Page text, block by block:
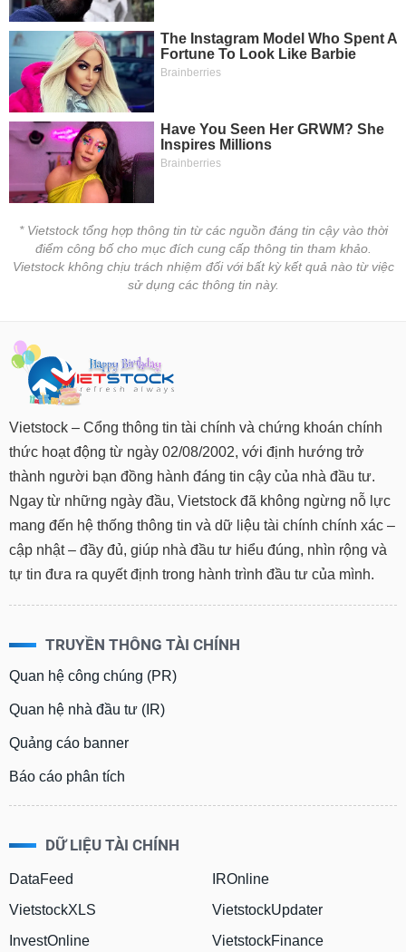
* Vietstock tổng hợp thông tin từ các nguồn đáng tin cậy vào thời
điểm công bố cho mục đích cung cấp thông tin tham khảo.
Vietstock không chịu trách nhiệm đối với bất kỳ kết quả nào từ việc
sử dụng các thông tin này.
Vietstock – Cổng thông tin tài chính và chứng khoán chính
thức hoạt động từ ngày 02/08/2002, với định hướng trở
thành người bạn đồng hành đáng tin cậy của nhà đầu tư.
Ngay từ những ngày đầu, Vietstock đã không ngừng nỗ lực
mang đến hệ thống thông tin và dữ liệu tài chính chính xác –
cập nhật – đầy đủ, giúp nhà đầu tư hiểu đúng, nhìn rộng và
tự tin đưa ra quyết định trong hành trình đầu tư của mình.
TRUYỀN THÔNG TÀI CHÍNH
Quan hệ công chúng (PR)
Quan hệ nhà đầu tư (IR)
Quảng cáo banner
Báo cáo phân tích
DỮ LIỆU TÀI CHÍNH
DataFeed
VietstockXLS
InvestOnline
IROnline
VietstockUpdater
VietstockFinance
phân
tích
(-)
Thuật
ngữ
(-)
Dịch
vụ
(-)
Đào
Sách
chính
Công
đầu
tư
Truyền
tài
Dữ